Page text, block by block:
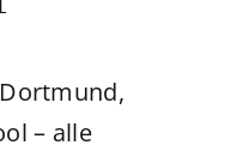
– alle